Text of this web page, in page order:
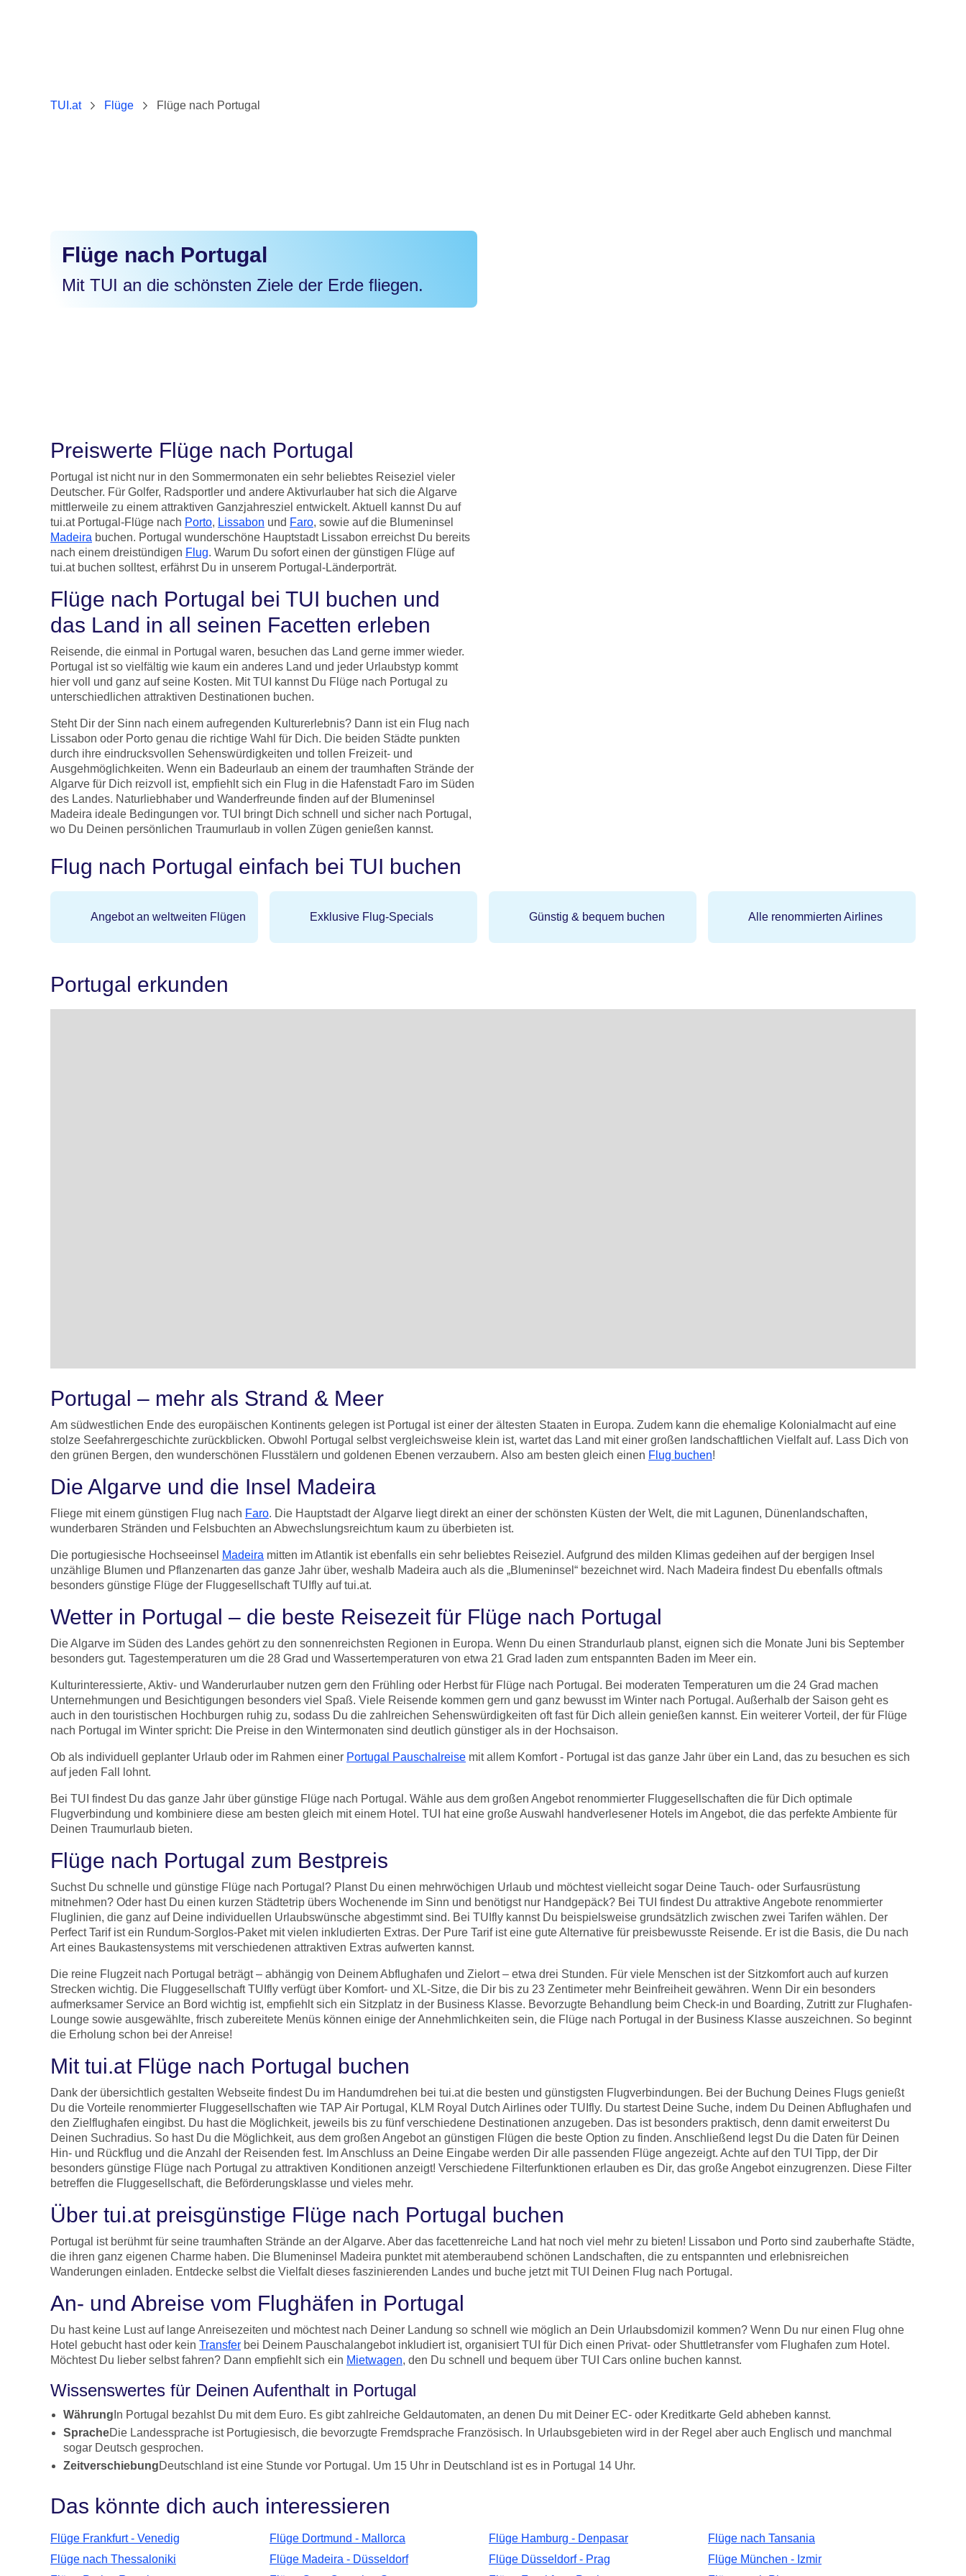
TUI.at Flüge Flüge nach Portugal
Flüge nach Portugal
Mit TUI an die schönsten Ziele der Erde fliegen.
Preiswerte Flüge nach Portugal
Portugal ist nicht nur in den Sommermonaten ein sehr beliebtes Reiseziel vieler
Deutscher. Für Golfer, Radsportler und andere Aktivurlauber hat sich die Algarve
mittlerweile zu einem attraktiven Ganzjahresziel entwickelt. Aktuell kannst Du auf
tui.at Portugal-Flüge nach Porto, Lissabon und Faro, sowie auf die Blumeninsel
Madeira buchen. Portugal wunderschöne Hauptstadt Lissabon erreichst Du bereits
nach einem dreistündigen Flug. Warum Du sofort einen der günstigen Flüge auf
tui.at buchen solltest, erfährst Du in unserem Portugal-Länderporträt.
Flüge nach Portugal bei TUI buchen und
das Land in all seinen Facetten erleben
Reisende, die einmal in Portugal waren, besuchen das Land gerne immer wieder.
Portugal ist so vielfältig wie kaum ein anderes Land und jeder Urlaubstyp kommt
hier voll und ganz auf seine Kosten. Mit TUI kannst Du Flüge nach Portugal zu
unterschiedlichen attraktiven Destinationen buchen.
Steht Dir der Sinn nach einem aufregenden Kulturerlebnis? Dann ist ein Flug nach
Lissabon oder Porto genau die richtige Wahl für Dich. Die beiden Städte punkten
durch ihre eindrucksvollen Sehenswürdigkeiten und tollen Freizeit- und
Ausgehmöglichkeiten. Wenn ein Badeurlaub an einem der traumhaften Strände der
Algarve für Dich reizvoll ist, empfiehlt sich ein Flug in die Hafenstadt Faro im Süden
des Landes. Naturliebhaber und Wanderfreunde finden auf der Blumeninsel
Madeira ideale Bedingungen vor. TUI bringt Dich schnell und sicher nach Portugal,
wo Du Deinen persönlichen Traumurlaub in vollen Zügen genießen kannst.
Flug nach Portugal einfach bei TUI buchen
Angebot an weltweiten Flügen Exklusive Flug-Specials Günstig & bequem buchen Alle renommierten Airlines
Portugal erkunden
Portugal – mehr als Strand & Meer
Am südwestlichen Ende des europäischen Kontinents gelegen ist Portugal ist einer der ältesten Staaten in Europa. Zudem kann die ehemalige Kolonialmacht auf eine
stolze Seefahrergeschichte zurückblicken. Obwohl Portugal selbst vergleichsweise klein ist, wartet das Land mit einer großen landschaftlichen Vielfalt auf. Lass Dich von
den grünen Bergen, den wunderschönen Flusstälern und goldenen Ebenen verzaubern. Also am besten gleich einen Flug buchen!
Die Algarve und die Insel Madeira
Fliege mit einem günstigen Flug nach Faro. Die Hauptstadt der Algarve liegt direkt an einer der schönsten Küsten der Welt, die mit Lagunen, Dünenlandschaften,
wunderbaren Stränden und Felsbuchten an Abwechslungsreichtum kaum zu überbieten ist.
Die portugiesische Hochseeinsel Madeira mitten im Atlantik ist ebenfalls ein sehr beliebtes Reiseziel. Aufgrund des milden Klimas gedeihen auf der bergigen Insel
unzählige Blumen und Pflanzenarten das ganze Jahr über, weshalb Madeira auch als die „Blumeninsel“ bezeichnet wird. Nach Madeira findest Du ebenfalls oftmals
besonders günstige Flüge der Fluggesellschaft TUIfly auf tui.at.
Wetter in Portugal – die beste Reisezeit für Flüge nach Portugal
Die Algarve im Süden des Landes gehört zu den sonnenreichsten Regionen in Europa. Wenn Du einen Strandurlaub planst, eignen sich die Monate Juni bis September
besonders gut. Tagestemperaturen um die 28 Grad und Wassertemperaturen von etwa 21 Grad laden zum entspannten Baden im Meer ein.
Kulturinteressierte, Aktiv- und Wanderurlauber nutzen gern den Frühling oder Herbst für Flüge nach Portugal. Bei moderaten Temperaturen um die 24 Grad machen
Unternehmungen und Besichtigungen besonders viel Spaß. Viele Reisende kommen gern und ganz bewusst im Winter nach Portugal. Außerhalb der Saison geht es
auch in den touristischen Hochburgen ruhig zu, sodass Du die zahlreichen Sehenswürdigkeiten oft fast für Dich allein genießen kannst. Ein weiterer Vorteil, der für Flüge
nach Portugal im Winter spricht: Die Preise in den Wintermonaten sind deutlich günstiger als in der Hochsaison.
Ob als individuell geplanter Urlaub oder im Rahmen einer Portugal Pauschalreise mit allem Komfort - Portugal ist das ganze Jahr über ein Land, das zu besuchen es sich
auf jeden Fall lohnt.
Bei TUI findest Du das ganze Jahr über günstige Flüge nach Portugal. Wähle aus dem großen Angebot renommierter Fluggesellschaften die für Dich optimale
Flugverbindung und kombiniere diese am besten gleich mit einem Hotel. TUI hat eine große Auswahl handverlesener Hotels im Angebot, die das perfekte Ambiente für
Deinen Traumurlaub bieten.
Flüge nach Portugal zum Bestpreis
Suchst Du schnelle und günstige Flüge nach Portugal? Planst Du einen mehrwöchigen Urlaub und möchtest vielleicht sogar Deine Tauch- oder Surfausrüstung
mitnehmen? Oder hast Du einen kurzen Städtetrip übers Wochenende im Sinn und benötigst nur Handgepäck? Bei TUI findest Du attraktive Angebote renommierter
Fluglinien, die ganz auf Deine individuellen Urlaubswünsche abgestimmt sind. Bei TUIfly kannst Du beispielsweise grundsätzlich zwischen zwei Tarifen wählen. Der
Perfect Tarif ist ein Rundum-Sorglos-Paket mit vielen inkludierten Extras. Der Pure Tarif ist eine gute Alternative für preisbewusste Reisende. Er ist die Basis, die Du nach
Art eines Baukastensystems mit verschiedenen attraktiven Extras aufwerten kannst.
Die reine Flugzeit nach Portugal beträgt – abhängig von Deinem Abflughafen und Zielort – etwa drei Stunden. Für viele Menschen ist der Sitzkomfort auch auf kurzen
Strecken wichtig. Die Fluggesellschaft TUIfly verfügt über Komfort- und XL-Sitze, die Dir bis zu 23 Zentimeter mehr Beinfreiheit gewähren. Wenn Dir ein besonders
aufmerksamer Service an Bord wichtig ist, empfiehlt sich ein Sitzplatz in der Business Klasse. Bevorzugte Behandlung beim Check-in und Boarding, Zutritt zur Flughafen-
Lounge sowie ausgewählte, frisch zubereitete Menüs können einige der Annehmlichkeiten sein, die Flüge nach Portugal in der Business Klasse auszeichnen. So beginnt
die Erholung schon bei der Anreise!
Mit tui.at Flüge nach Portugal buchen
Dank der übersichtlich gestalten Webseite findest Du im Handumdrehen bei tui.at die besten und günstigsten Flugverbindungen. Bei der Buchung Deines Flugs genießt
Du die Vorteile renommierter Fluggesellschaften wie TAP Air Portugal, KLM Royal Dutch Airlines oder TUIfly. Du startest Deine Suche, indem Du Deinen Abflughafen und
den Zielflughafen eingibst. Du hast die Möglichkeit, jeweils bis zu fünf verschiedene Destinationen anzugeben. Das ist besonders praktisch, denn damit erweiterst Du
Deinen Suchradius. So hast Du die Möglichkeit, aus dem großen Angebot an günstigen Flügen die beste Option zu finden. Anschließend legst Du die Daten für Deinen
Hin- und Rückflug und die Anzahl der Reisenden fest. Im Anschluss an Deine Eingabe werden Dir alle passenden Flüge angezeigt. Achte auf den TUI Tipp, der Dir
besonders günstige Flüge nach Portugal zu attraktiven Konditionen anzeigt! Verschiedene Filterfunktionen erlauben es Dir, das große Angebot einzugrenzen. Diese Filter
betreffen die Fluggesellschaft, die Beförderungsklasse und vieles mehr.
Über tui.at preisgünstige Flüge nach Portugal buchen
Portugal ist berühmt für seine traumhaften Strände an der Algarve. Aber das facettenreiche Land hat noch viel mehr zu bieten! Lissabon und Porto sind zauberhafte Städte,
die ihren ganz eigenen Charme haben. Die Blumeninsel Madeira punktet mit atemberaubend schönen Landschaften, die zu entspannten und erlebnisreichen
Wanderungen einladen. Entdecke selbst die Vielfalt dieses faszinierenden Landes und buche jetzt mit TUI Deinen Flug nach Portugal.
An- und Abreise vom Flughäfen in Portugal
Du hast keine Lust auf lange Anreisezeiten und möchtest nach Deiner Landung so schnell wie möglich an Dein Urlaubsdomizil kommen? Wenn Du nur einen Flug ohne
Hotel gebucht hast oder kein Transfer bei Deinem Pauschalangebot inkludiert ist, organisiert TUI für Dich einen Privat- oder Shuttletransfer vom Flughafen zum Hotel.
Möchtest Du lieber selbst fahren? Dann empfiehlt sich ein Mietwagen, den Du schnell und bequem über TUI Cars online buchen kannst.
Wissenswertes für Deinen Aufenthalt in Portugal
Währung In Portugal bezahlst Du mit dem Euro. Es gibt zahlreiche Geldautomaten, an denen Du mit Deiner EC- oder Kreditkarte Geld abheben kannst.
SpracheDie Landessprache ist Portugiesisch, die bevorzugte Fremdsprache Französisch. In Urlaubsgebieten wird in der Regel aber auch Englisch und manchmal
sogar Deutsch gesprochen.
ZeitverschiebungDeutschland ist eine Stunde vor Portugal. Um 15 Uhr in Deutschland ist es in Portugal 14 Uhr.
Das könnte dich auch interessieren
Flüge Frankfurt - Venedig Flüge Dortmund - Mallorca Flüge Hamburg - Denpasar
Flüge nach Tansania
Flüge nach Thessaloniki
Flüge Madeira - Düsseldorf Flüge Düsseldorf - Prag
Flüge München - Izmir